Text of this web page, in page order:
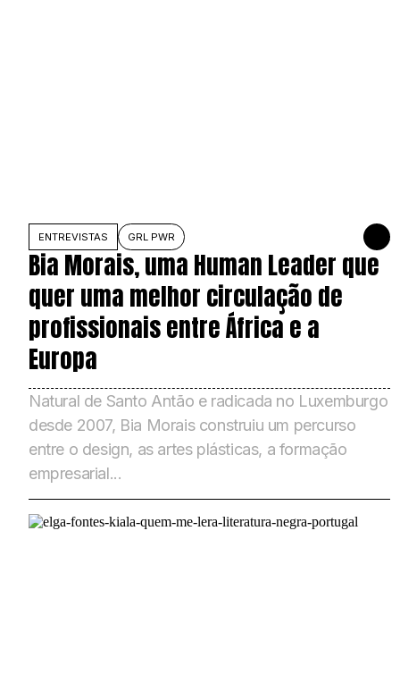
ENTREVISTAS GRL PWR 24 DE
Bia Morais, uma Human Leader que
quer uma melhor circulação de
profissionais entre África e a
Europa
Natural de Santo Antão e radicada no Luxemburgo
desde 2007, Bia Morais construiu um percurso
entre o design, as artes plásticas, a formação
empresarial...